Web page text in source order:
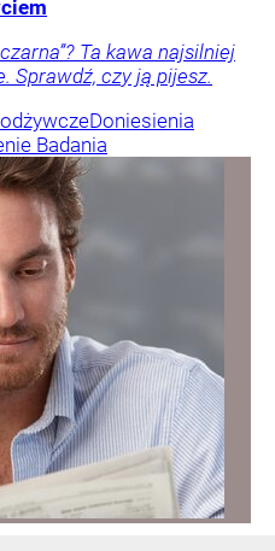
Ta kawa najsilniej
Sprawdź, czy ją pijesz.
Doniesienia
Badania